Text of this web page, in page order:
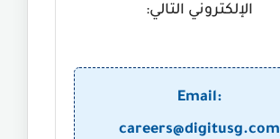
الإلكتروني التالي:
Email:
careers@digitusg.com